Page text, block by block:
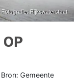
Bron: Gemeente